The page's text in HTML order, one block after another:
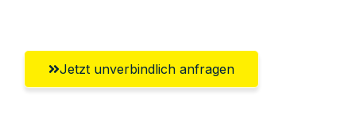
Jetzt unverbindlich anfragen